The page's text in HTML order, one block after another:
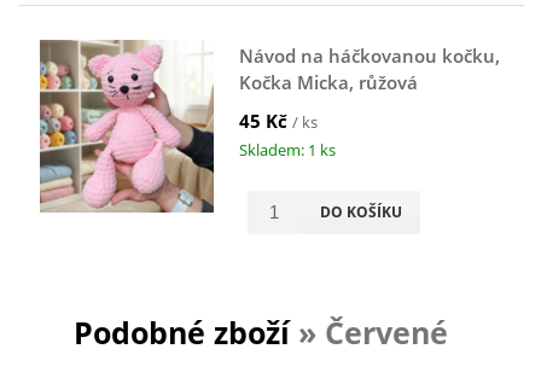
Návod na háčkovanou kočku,
Kočka Micka, růžová
45 Kč / ks
Skladem: 1 ks
DO KOŠÍKU
Podobné zboží » Červené